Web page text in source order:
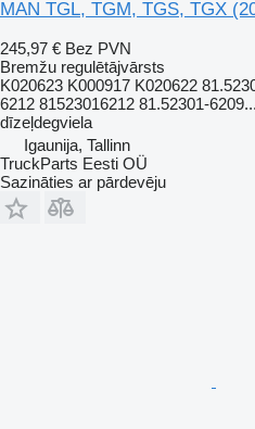
MAN TGL, TGM, TGS, TGX
245,97 € Bez PVN
Bremžu regulētājvārsts
K020623 K000917 K020622
6212 81523016212 81.52301-6209...
dīzeļdegviela
Igaunija, Tallinn
TruckParts Eesti OÜ
Sazināties ar pārdevēju